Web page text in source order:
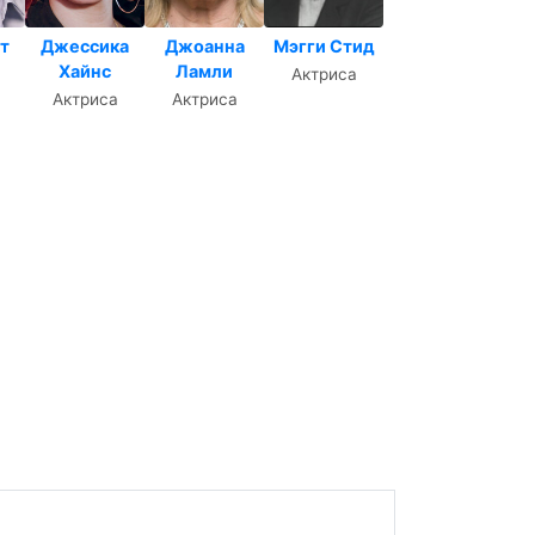
Джессика
Хайнс
Актриса
Джоанна
Ламли
Актриса
Мэгги Стид
Актриса